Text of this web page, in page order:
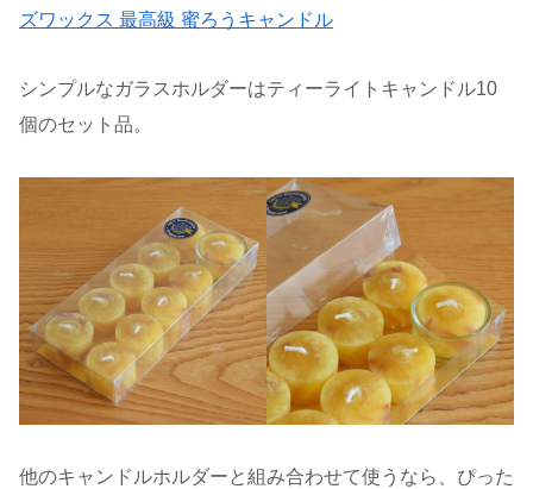
ズワックス 最高級 蜜ろうキャンドル
シンプルなガラスホルダーはティーライトキャンドル10
個のセット品。
他のキャンドルホルダーと組み合わせて使うなら、ぴった